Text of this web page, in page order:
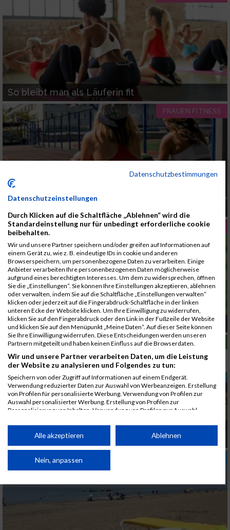
So bleibt man als Läuferin fit
FRAUEN FITNESS
FRAUEN FITNESS
Wenn Frauen laufen
LAUFSPORT
UltraläuferIn
Datenschutzbestimmungen
Datenschutzeinstellungen
Durch Klicken auf die Schaltfläche „Ablehnen“ wird die
Standardeinstellung nur für unbedingt erforderliche cookie
beibehalten.
Wir und unsere Partner speichern und/oder greifen auf Informationen auf
einem Gerät zu, wie z. B. eindeutige IDs in cookie und anderen
Browserspeichern, um personenbezogene Daten zu verarbeiten. Einige
Anbieter verarbeiten Ihre personenbezogenen Daten möglicherweise
aufgrund eines berechtigten Interesses. Um dem zu widersprechen, öffnen
Sie die „Einstellungen“. Sie können Ihre Einstellungen akzeptieren, ablehnen
oder verwalten, indem Sie auf die Schaltfläche „Einstellungen verwalten“
klicken oder jederzeit auf die Fingerabdruck-Schaltfläche in der linken
unteren Ecke der Website klicken. Um Ihre Einwilligung zu widerrufen,
klicken Sie auf den Fingerabdruck oder den Link in der Fußzeile der Website
und klicken Sie auf den Menüpunkt „Meine Daten“. Auf dieser Seite können
Sie Ihre Einwilligung widerrufen. Diese Entscheidungen werden unseren
Partnern mitgeteilt und haben keinen Einfluss auf die Browserdaten.
Wir und unsere Partner verarbeiten Daten, um die Leistung
der Website zu analysieren und Folgendes zu tun:
Speichern von oder Zugriff auf Informationen auf einem Endgerät.
Verwendung reduzierter Daten zur Auswahl von Werbeanzeigen. Erstellung
von Profilen für personalisierte Werbung. Verwendung von Profilen zur
Auswahl personalisierter Werbung. Erstellung von Profilen zur
Personalisierung von Inhalten. Verwendung von Profilen zur Auswahl
Performance von Inhalten. Analyse von Zielgruppen durch Statistiken oder
Kombinationen von Daten aus verschiedenen Quellen. Entwicklung und
von Inhalten.
Daten können außerhalb der Europäischen Union weitergegeben und in die
Website/App.
Wir nutzen Ihre Daten für folgende Zwecke:
Alle akzeptieren Ablehnen
Nein, anpassen